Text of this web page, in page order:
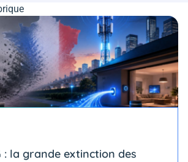
: la grande extinction des